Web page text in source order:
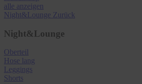
alle anzeigen
Night&Lounge Zurück
Night&Lounge
Oberteil
Hose lang
Leggings
Shorts